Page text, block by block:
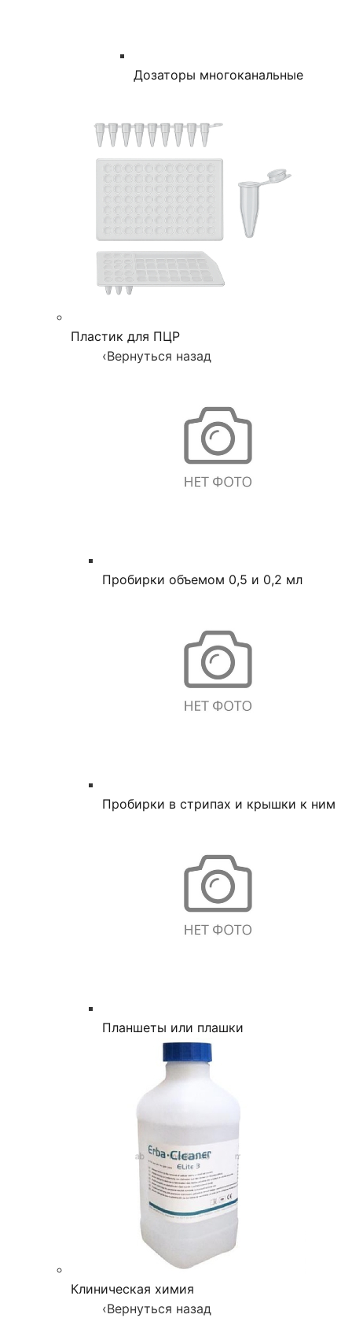
Дозаторы многоканальные
Пластик для ПЦР
‹Вернуться назад
Пробирки объемом 0,5 и 0,2 мл
Пробирки в стрипах и крышки к ним
Планшеты или плашки
Клиническая химия
‹Вернуться назад